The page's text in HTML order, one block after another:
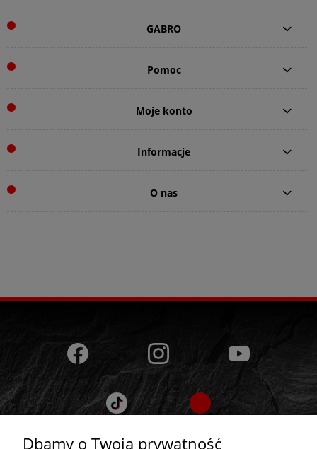
GABRO
Pomoc
Moje konto
Informacje
O nas
Dbamy o Twoją prywatność